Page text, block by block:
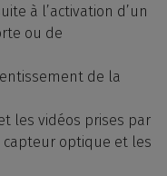
à l’activation d’un
ou de
de la
les vidéos prises par
capteur optique et les